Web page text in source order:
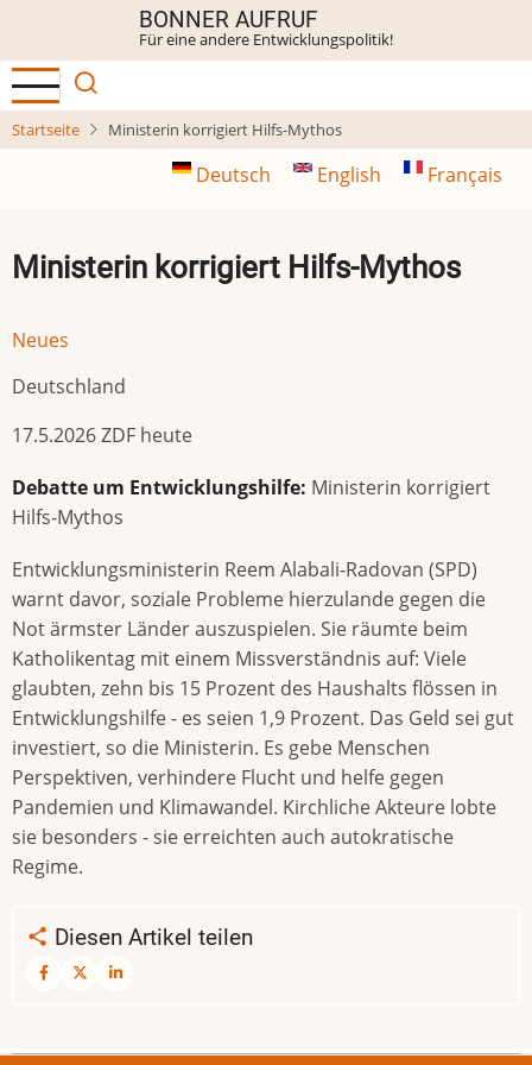
Inhalt
BONNER AUFRUF
Für eine andere Entwicklungspolitik!
Startseite Ministerin korrigiert Hilfs-Mythos
Deutsch English Français
Ministerin korrigiert Hilfs-Mythos
Neues
Deutschland
17.5.2026 ZDF heute
Debatte um Entwicklungshilfe: Ministerin korrigiert
Hilfs-Mythos
Entwicklungsministerin Reem Alabali-Radovan (SPD)
warnt davor, soziale Probleme hierzulande gegen die
Not ärmster Länder auszuspielen. Sie räumte beim
Katholikentag mit einem Missverständnis auf: Viele
glaubten, zehn bis 15 Prozent des Haushalts flössen in
Entwicklungshilfe - es seien 1,9 Prozent. Das Geld sei gut
investiert, so die Ministerin. Es gebe Menschen
Perspektiven, verhindere Flucht und helfe gegen
Pandemien und Klimawandel. Kirchliche Akteure lobte
sie besonders - sie erreichten auch autokratische
Regime.
Diesen Artikel teilen